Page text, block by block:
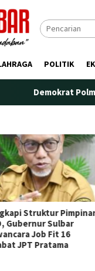
POLITIK
Demokrat Polman
Struktur
Gubernur Sulbar
Job Fit 16
JPT Pratama